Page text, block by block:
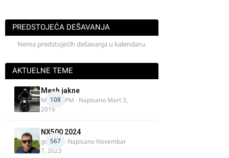
PREDSTOJEĆA DEŠAVANJA
Nema predstojećih dešavanja u kalendaru.
AKTUELNE TEME
108
Mesh jakne
MostarRPM · Napisano Mart 3,
2018
567
NX500 2024
godovic · Napisano Novembar
7, 2023